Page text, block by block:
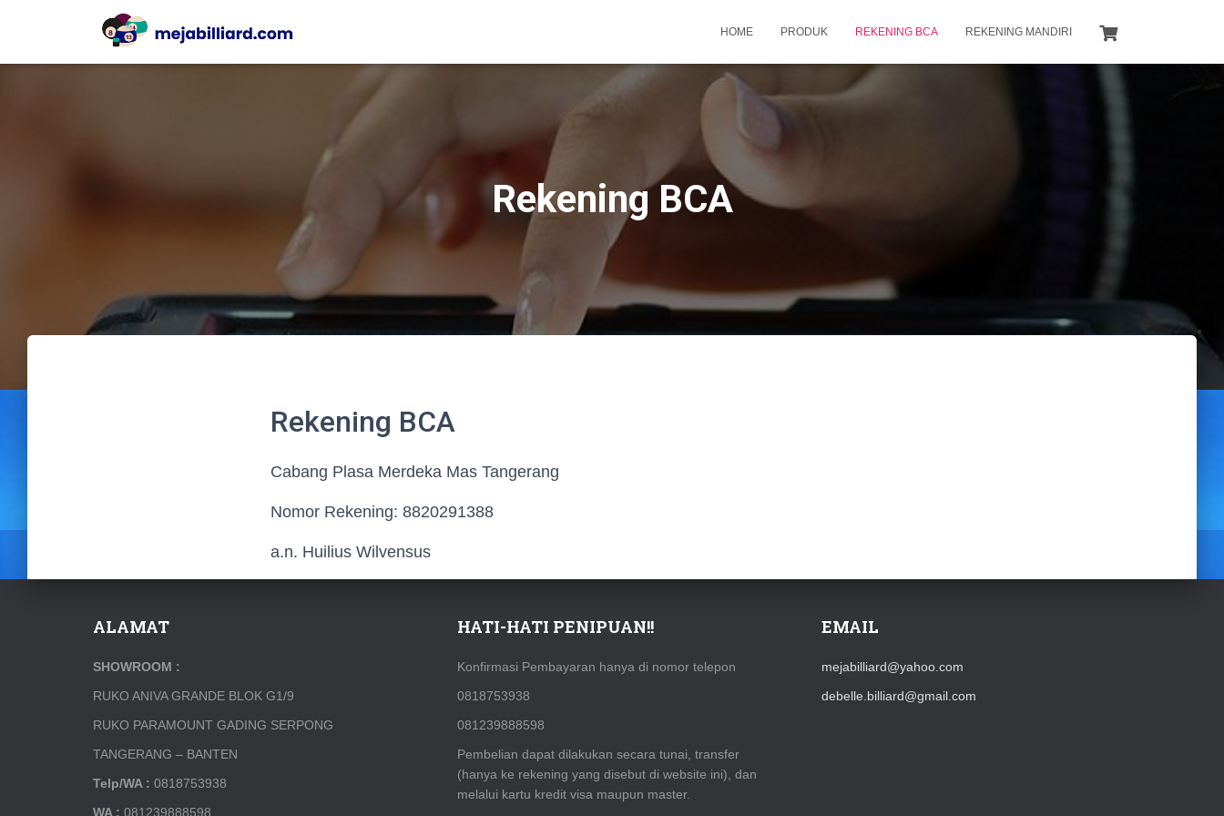
HOME PRODUK REKENING BCA REKENING MANDIRI
Rekening BCA
Rekening BCA
Cabang Plasa Merdeka Mas Tangerang
Nomor Rekening: 8820291388
a.n. Huilius Wilvensus
ALAMAT
SHOWROOM :
RUKO ANIVA GRANDE BLOK G1/9
RUKO PARAMOUNT GADING SERPONG
TANGERANG – BANTEN
Telp/WA : 0818753938
WA : 081239888598
HATI-HATI PENIPUAN!!
Konfirmasi Pembayaran hanya di nomor telepon
0818753938
081239888598
Pembelian dapat dilakukan secara tunai, transfer
(hanya ke rekening yang disebut di website ini), dan
melalui kartu kredit visa maupun master.
EMAIL
mejabilliard@yahoo.com
debelle.billiard@gmail.com